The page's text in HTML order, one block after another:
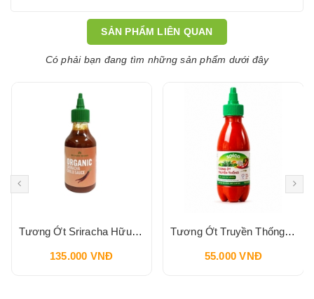
SẢN PHẨM LIÊN QUAN
Có phải bạn đang tìm những sản phẩm dưới đây
Tương Ớt Sriracha Hữu Cơ Pbfarm 230g
135.000 VNĐ
Tương Ớt Truyền Thống SPICO Sriracha Chilli Sauce 240g
55.000 VNĐ